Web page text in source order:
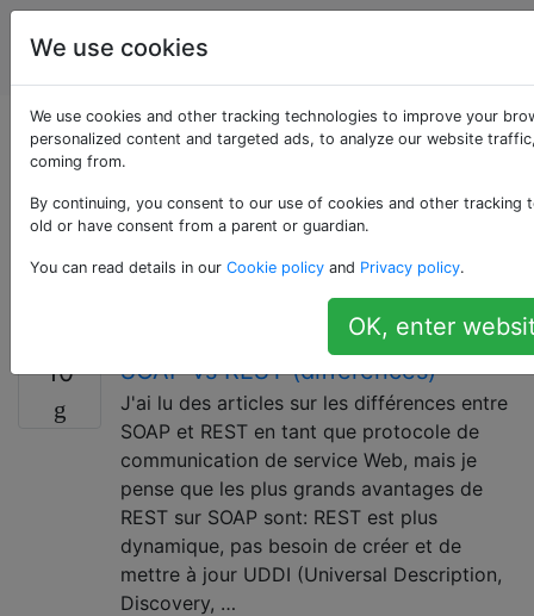
La
programmation
Questions marquées
«web-services»
Un «service Web» est un système logiciel conçu pour
machine à machine sur le World Wide Web.
10 SOAP vs REST (différences)
J'ai lu des articles sur les différences entre
SOAP et REST en tant que protocole de
communication de service Web, mais je
pense que les plus grands avantages de
REST sur SOAP sont: REST est plus
dynamique, pas besoin de créer et de
mettre à jour UDDI (Universal Description,
Discovery, …
We use cookies
We use cookies and other tracking technologies to improve your
personalized content and targeted ads, to analyze our website
coming from.
By continuing, you consent to our use of cookies and other tracking
old or have consent from a parent or guardian.
You can read details in our Cookie policy and Privacy policy.
OK, enter